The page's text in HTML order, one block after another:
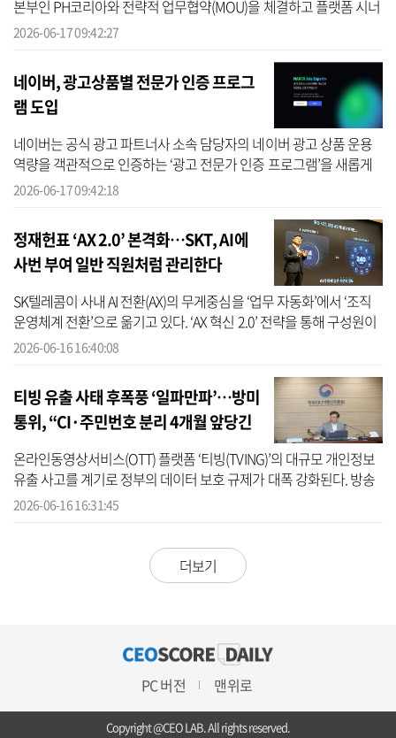
본부인 PH코리아와 전략적 업무협약(MOU)을 체결하고 플랫폼 시너
지 확대와 브랜드 경쟁력 강화에 나선다고 17일 밝혔다. 양사는 이번
2026-06-17 09:42:27
네이버, 광고상품별 전문가 인증 프로그
램 도입
네이버는 공식 광고 파트너사 소속 담당자의 네이버 광고 상품 운용
역량을 객관적으로 인증하는 ‘광고 전문가 인증 프로그램’을 새롭게
도입했다고 17일 밝혔다. 네이버 광고 전문가 인증 프로그램은 온라
2026-06-17 09:42:18
정재헌표 ‘AX 2.0’ 본격화…SKT, AI에
사번 부여 일반 직원처럼 관리한다
SK텔레콤이 사내 AI 전환(AX)의 무게중심을 ‘업무 자동화’에서 ‘조직
운영체계 전환’으로 옮기고 있다. ‘AX 혁신 2.0’ 전략을 통해 구성원이
AI를 보조 도구처럼 쓰는 단계를 넘어, AI 에이전트에 사번과 소속, ...
2026-06-16 16:40:08
티빙 유출 사태 후폭풍 ‘일파만파’…방미
통위, “CI·주민번호 분리 4개월 앞당긴
다”
온라인동영상서비스(OTT) 플랫폼 ‘티빙(TVING)’의 대규모 개인정보
유출 사고를 계기로 정부의 데이터 보호 규제가 대폭 강화된다. 방송
미디어통신위원회(방미통위)가 연계정보(CI)와 주민등록번호의 분리
2026-06-16 16:31:45
더보기
PC 버전 맨위로
Copyright @CEO LAB. All rights reserved.